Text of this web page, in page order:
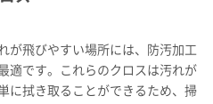
が飛びやすい場所には、防汚加工
適です。これらのクロスは汚れが
に拭き取ることができるため、掃